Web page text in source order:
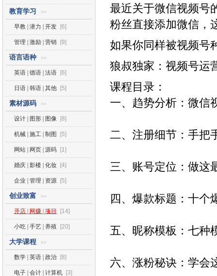
教育学习 >>
早教 | 潜力 | 开发 [6]
管理 | 激励 | 营销 [9]
语言语种 >>
英语 | 德语 | 法语 [6]
日语 | 韩语 | 其他 [5]
素材源码 >>
设计 | 图形 | 图像 [8]
机械 | 施工 | 制图 [5]
网站 | 网页 | 源码 [1]
婚庆 | 影楼 | 化妆 [4]
企业 | 管理 | 资源 [5]
创业致富 >>
开店 | 网赚 | 项目 [14]
小吃 | 手艺 | 养殖 [20]
大学课程 >>
数学 | 英语 | 政治 [8]
电子 | 会计 | 计算机 [3]
最近关于微信视频号
粉丝直接添加微信，
如果你同样被视频号
狼叔独家：视频号运
课程目录：
一、趋势分析：微信
二、注册细节：手把
三、账号定位：做这
四、爆款标题：十个
五、昵称模板：七种
六、涨粉秘诀：学会